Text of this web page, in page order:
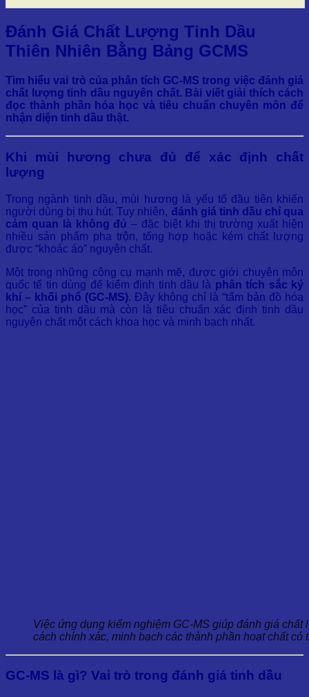
Đánh Giá Chất Lượng Tinh Dầu
Thiên Nhiên Bằng Bảng GCMS
Tìm hiểu vai trò của phân tích GC-MS trong việc đánh giá
chất lượng tinh dầu nguyên chất. Bài viết giải thích cách
đọc thành phần hóa học và tiêu chuẩn chuyên môn để
nhận diện tinh dầu thật.
Khi mùi hương chưa đủ để xác định chất
lượng
Trong ngành tinh dầu, mùi hương là yếu tố đầu tiên khiến
người dùng bị thu hút. Tuy nhiên, đánh giá tinh dầu chỉ qua
cảm quan là không đủ – đặc biệt khi thị trường xuất hiện
nhiều sản phẩm pha trộn, tổng hợp hoặc kém chất lượng
được “khoác áo” nguyên chất.
Một trong những công cụ mạnh mẽ, được giới chuyên môn
quốc tế tin dùng để kiểm định tinh dầu là phân tích sắc ký
khí – khối phổ (GC-MS). Đây không chỉ là “tấm bản đồ hóa
học” của tinh dầu mà còn là tiêu chuẩn xác định tinh dầu
nguyên chất một cách khoa học và minh bạch nhất.
Việc ứng dụng kiểm nghiệm GC-MS giúp đánh giá chất
cách chính xác, minh bạch các thành phần hoạt chất có
GC-MS là gì? Vai trò trong đánh giá tinh dầu